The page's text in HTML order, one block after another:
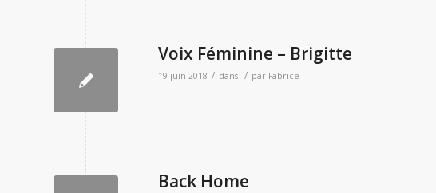
Voix Féminine – Brigitte
19 juin 2018 / dans / par Fabrice
Back Home